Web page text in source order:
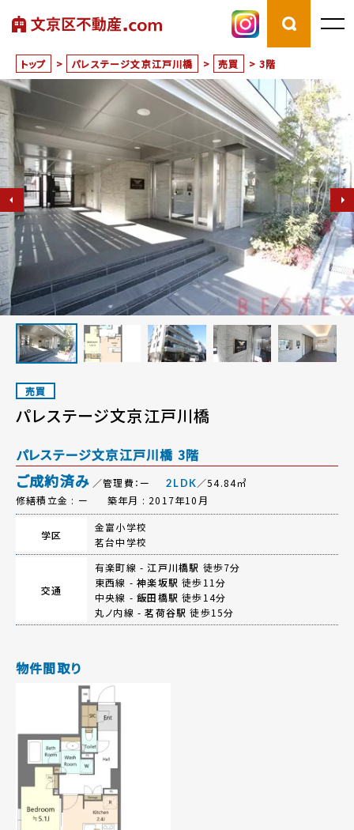
トップ > パレステージ文京江戸川橋 > 売買 > 3階
売買
パレステージ文京江戸川橋
パレステージ文京江戸川橋 3階
ご成約済み ／管理費：ー 2LDK／54.84㎡
修繕積立金 : ー
築年月 : 2017年10月
学区
金富小学校
茗台中学校
交通
有楽町線 -江戸川橋駅 徒歩7分
東西線 -神楽坂駅 徒歩11分
中央線 -飯田橋駅 徒歩14分
丸ノ内線 -茗荷谷駅 徒歩15分
物件間取り